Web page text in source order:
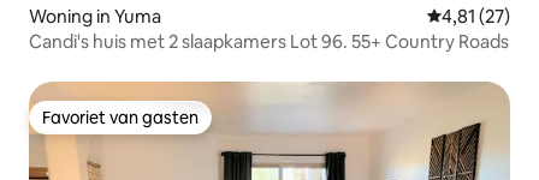
Woning in Yuma Gemiddelde
4,81 (27)
Candi's huis met 2 slaapkamers Lot 96. 55+ Country Roads
Favoriet van gasten
Favoriet van gasten